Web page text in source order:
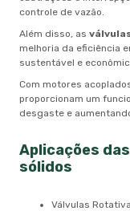
controle de vazão.
Além disso, as
melhoria da eficiência
sustentável e
Com motores
proporcionam um
desgaste e
Aplicações das
sólidos
Válvulas Rotativas dosadoras: Ideais para processos que